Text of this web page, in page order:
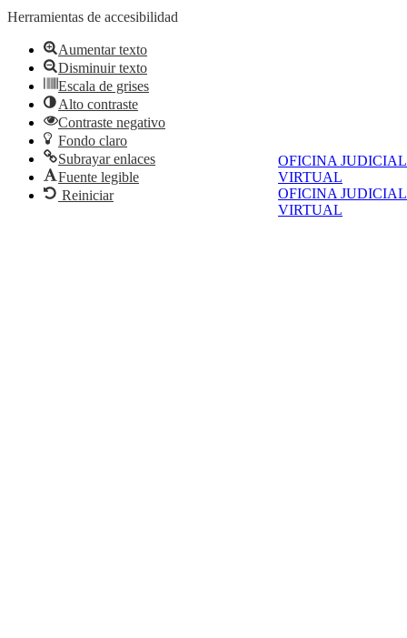
OFICINA JUDICIAL
VIRTUAL
OFICINA JUDICIAL
VIRTUAL
Herramientas de accesibilidad
Aumentar texto
Disminuir texto
Escala de grises
Alto contraste
Contraste negativo
Fondo claro
Subrayar enlaces
Fuente legible
Reiniciar